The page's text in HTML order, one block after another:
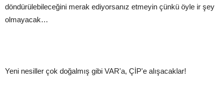
döndürülebileceğini merak ediyorsanız etmeyin çünkü öyle ir şey
olmayacak…
Yeni nesiller çok doğalmış gibi VAR'a, ÇİP'e alışacaklar!